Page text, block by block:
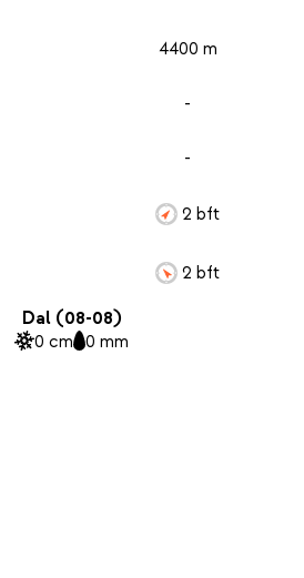
4400 m
-
-
2 bft
2 bft
Dal (08-08)
0 cm 0 mm